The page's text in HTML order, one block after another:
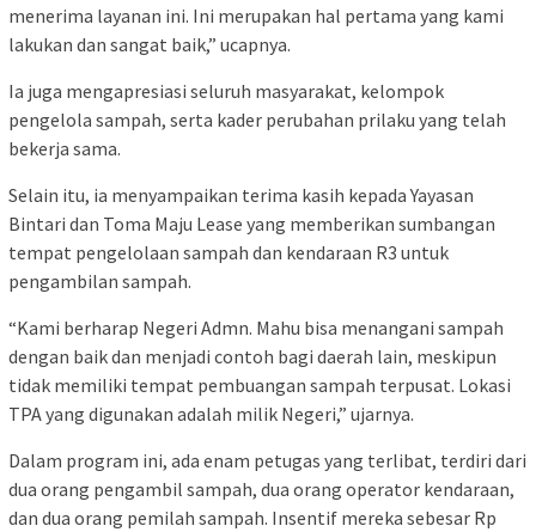
menerima layanan ini. Ini merupakan hal pertama yang kami
lakukan dan sangat baik,” ucapnya.
Ia juga mengapresiasi seluruh masyarakat, kelompok
pengelola sampah, serta kader perubahan prilaku yang telah
bekerja sama.
Selain itu, ia menyampaikan terima kasih kepada Yayasan
Bintari dan Toma Maju Lease yang memberikan sumbangan
tempat pengelolaan sampah dan kendaraan R3 untuk
pengambilan sampah.
“Kami berharap Negeri Admn. Mahu bisa menangani sampah
dengan baik dan menjadi contoh bagi daerah lain, meskipun
tidak memiliki tempat pembuangan sampah terpusat. Lokasi
TPA yang digunakan adalah milik Negeri,” ujarnya.
Dalam program ini, ada enam petugas yang terlibat, terdiri dari
dua orang pengambil sampah, dua orang operator kendaraan,
dan dua orang pemilah sampah. Insentif mereka sebesar Rp